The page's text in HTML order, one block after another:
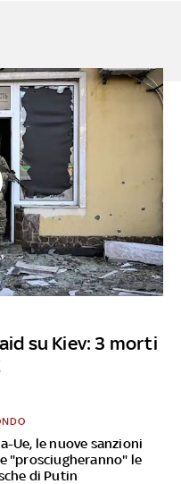
su Kiev: 3 morti
Ue, le nuove sanzioni
"prosciugheranno" le
di Putin